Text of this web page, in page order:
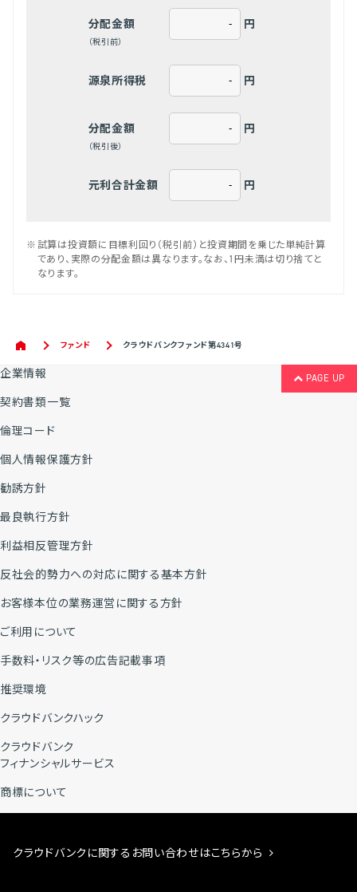
分配金額
（税引前）
円
源泉所得税 円
分配金額
（税引後）
円
元利合計金額 円
※ 試算は投資額に目標利回り（税引前）と投資期間を乗じた単純計算
であり、実際の分配金額は異なります。なお、1円未満は切り捨てと
なります。
ファンド クラウドバンクファンド第4341号
PAGE UP
企業情報
契約書類一覧
倫理コード
個人情報保護方針
勧誘方針
最良執行方針
利益相反管理方針
反社会的勢力への対応に関する基本方針
お客様本位の業務運営に関する方針
ご利用について
手数料・リスク等の広告記載事項
推奨環境
クラウドバンクハック
クラウドバンク
フィナンシャルサービス
商標について
クラウドバンクに関するお問い合わせはこちらから